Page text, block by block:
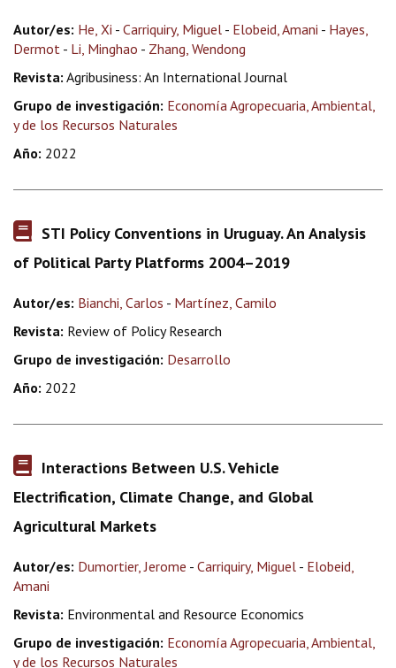
Autor/es: He, Xi - Carriquiry, Miguel - Elobeid, Amani - Hayes,
Dermot - Li, Minghao - Zhang, Wendong
Revista: Agribusiness: An International Journal
Grupo de investigación: Economía Agropecuaria, Ambiental,
y de los Recursos Naturales
Año: 2022
STI Policy Conventions in Uruguay. An Analysis
of Political Party Platforms 2004–2019
Autor/es: Bianchi, Carlos - Martínez, Camilo
Revista: Review of Policy Research
Grupo de investigación: Desarrollo
Año: 2022
Interactions Between U.S. Vehicle
Electrification, Climate Change, and Global
Agricultural Markets
Autor/es: Dumortier, Jerome - Carriquiry, Miguel - Elobeid,
Amani
Revista: Environmental and Resource Economics
Grupo de investigación: Economía Agropecuaria, Ambiental,
y de los Recursos Naturales